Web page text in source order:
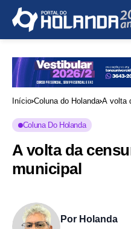
Início Coluna do Holanda A volta
Coluna Do Holanda
A volta da
municipal
Por Holanda